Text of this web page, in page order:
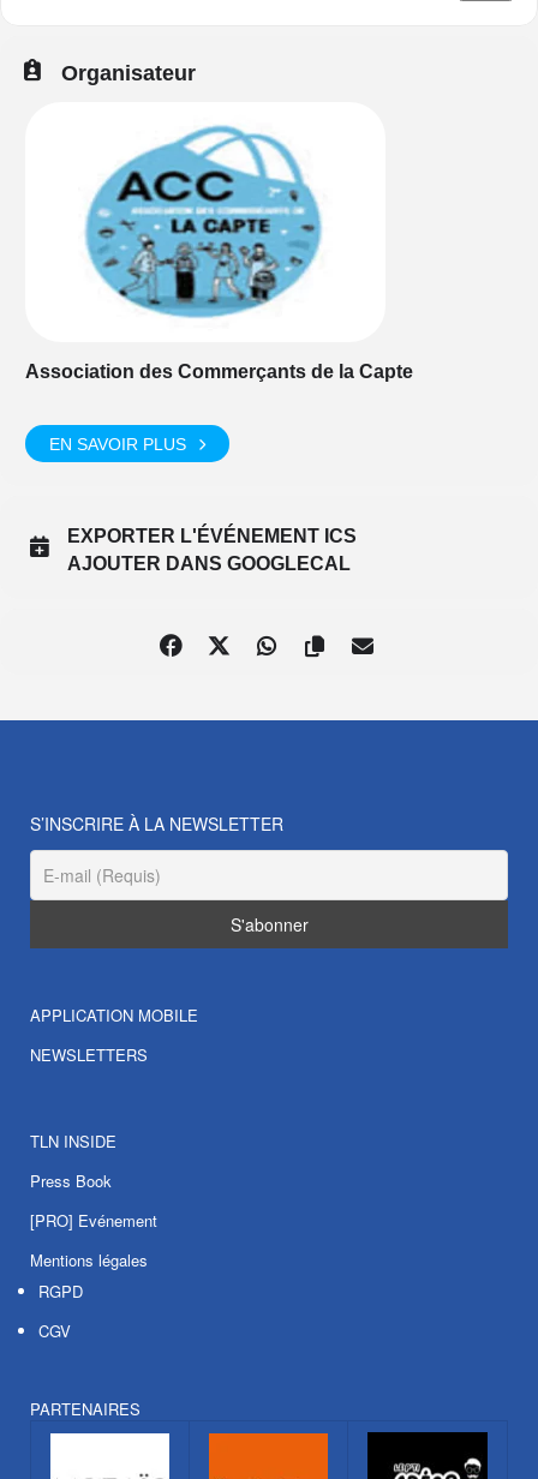
Organisateur
Association des Commerçants de la Capte
EN SAVOIR PLUS
EXPORTER L'ÉVÉNEMENT ICS
AJOUTER DANS GOOGLECAL
S’INSCRIRE À LA NEWSLETTER
APPLICATION MOBILE
NEWSLETTERS
TLN INSIDE
Press Book
[PRO] Evénement
Mentions légales
RGPD
CGV
PARTENAIRES